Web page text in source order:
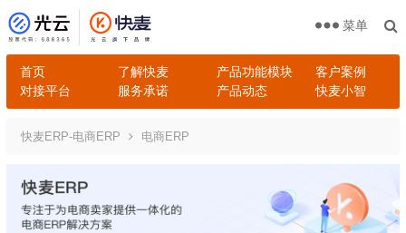
首页 了解快麦 产品功能模块
客户案例
对接平台
服务承诺 产品动态 快麦小智
菜单
快麦ERP-电商ERP 电商ERP